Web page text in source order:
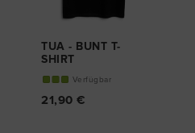
TUA - BUNT T-
SHIRT
Verfügbar
21,90 €